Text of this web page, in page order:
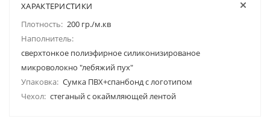
ХАРАКТЕРИСТИКИ
Плотность: 200 гр./м.кв
Наполнитель:
сверхтонкое полиэфирное силиконизированое
микроволокно "лебяжий пух"
Упаковка: Сумка ПВХ+спанбонд с логотипом
Чехол: стеганый с окаймляющей лентой